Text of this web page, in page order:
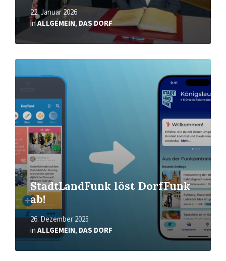
22. Januar 2026
inALLGEMEIN, DAS DORF
StadtLandFunk löst DorfFunk
ab!
26. Dezember 2025
in ALLGEMEIN, DAS DORF
Read